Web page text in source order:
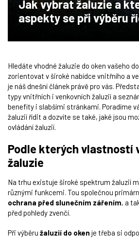
Jak vybrat žaluzie a
aspekty se při výběru
Hledáte vhodné žaluzie do oken vašeho
zorientovat v široké nabídce vnitřního a
je náš dnešní článek právě pro vás.
typy vnitřních i venkovních žaluzií a
benefity i slabšími stránkami. Poradíme
žaluzií řídit a dozvíte se také, jaké jsou
ovládání žaluzií.
Podle kterých vlastností
žaluzie
Na trhu existuje široké spektrum žaluzií
různými funkcemi. Tou společnou
ochrana před slunečním zářením, a
před pohledy zvenčí.
Při výběru žaluzií do oken je třeba si